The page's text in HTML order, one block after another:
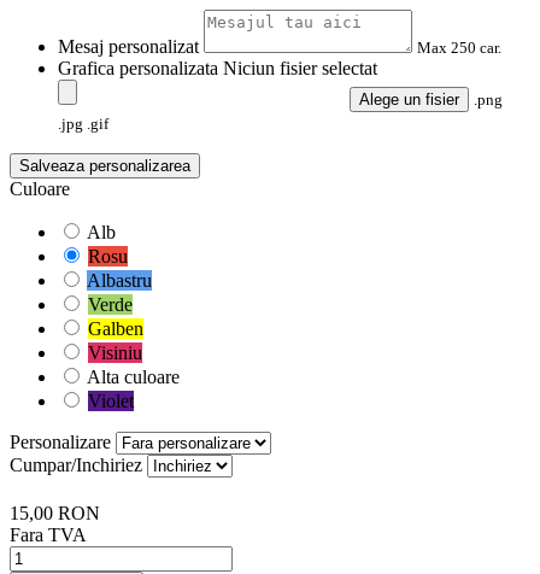
Mesaj personalizat Max 250 car.
Grafica personalizata Niciun fisier selectat
Alege un fisier
.png
.jpg .gif
Salveaza personalizarea
Culoare
Alb
Rosu
Albastru
Verde
Galben
Visiniu
Alta culoare
Violet
Personalizare
Cumpar/Inchiriez
15,00 RON
Fara TVA